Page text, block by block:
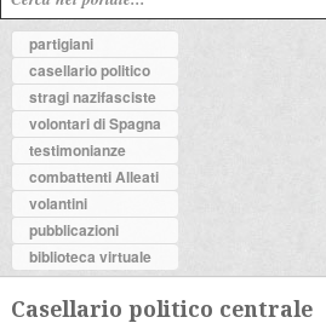
partigiani
casellario politico
stragi nazifasciste
volontari di Spagna
testimonianze
combattenti Alleati
volantini
pubblicazioni
biblioteca virtuale
Casellario politico centrale